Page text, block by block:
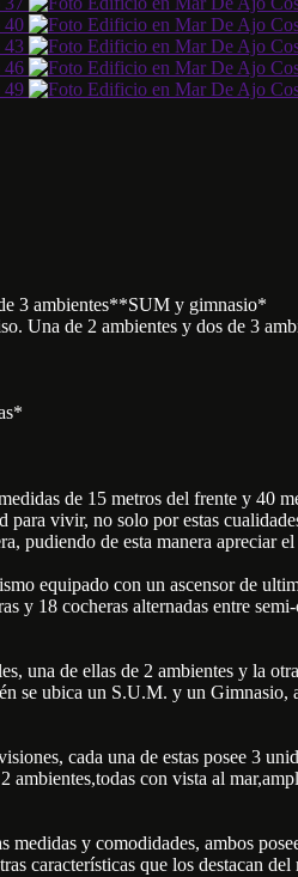
3 ambientes**SUM y gimnasio*
Una de 2 ambientes y dos de 3
de 15 metros del frente y
para vivir, no solo por estas
pudiendo de esta manera apreciar
equipado con un ascensor de
y 18 cocheras alternadas entre
una de ellas de 2 ambientes y la
se ubica un S.U.M. y un Gimnasio,
cada una de estas posee 3
ambientes,todas con vista al
medidas y comodidades, ambos
características que los destacan del